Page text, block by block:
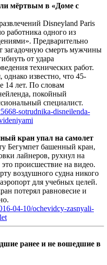
мёртвым в «Доме с
Disneyland Paris
работника одного из
Предварительно
загадочную смерть мужчины
от удара
технических работ.
известно, что 45-
14 лет. По словам
покойный
специалист.
sotrudnika-disneilenda-
кран упал на самолет
Бегумпет башенный кран,
лайнеров, рухнул на
происшествие на видео.
воздушного судна никого
для учебных целей.
потерял равновесие и
04-10/ochevidcy-zasnyali-
ранее и не вошедшие в